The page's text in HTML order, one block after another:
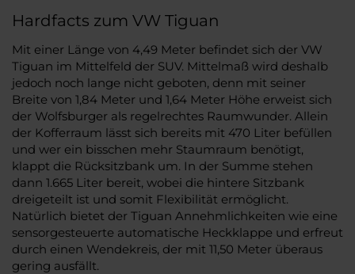
Hardfacts zum VW Tiguan
Mit einer Länge von 4,49 Meter befindet sich der VW
Tiguan im Mittelfeld der SUV. Mittelmaß wird deshalb
jedoch noch lange nicht geboten, denn mit seiner
Breite von 1,84 Meter und 1,64 Meter Höhe erweist sich
der Wolfsburger als regelrechtes Raumwunder. Allein
der Kofferraum lässt sich bereits mit 470 Liter befüllen
und wer ein bisschen mehr Staumraum benötigt,
klappt die Rücksitzbank um. In der Summe stehen
dann 1.665 Liter bereit, wobei die hintere Sitzbank
dreigeteilt ist und somit Flexibilität ermöglicht.
Natürlich bietet der Tiguan Annehmlichkeiten wie eine
sensorgesteuerte automatische Heckklappe und erfreut
durch einen Wendekreis, der mit 11,50 Meter überaus
gering ausfällt.